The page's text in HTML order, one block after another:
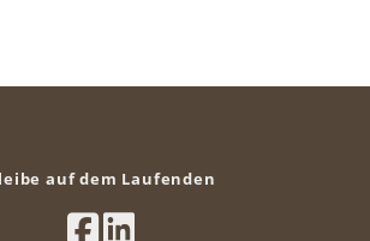
auf dem Laufenden